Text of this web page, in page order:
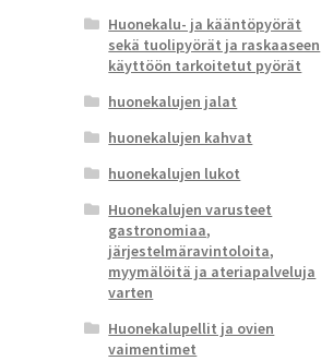
Huonekalu- ja kääntöpyörät
sekä tuolipyörät ja raskaaseen
käyttöön tarkoitetut pyörät
huonekalujen jalat
huonekalujen kahvat
huonekalujen lukot
Huonekalujen varusteet
gastronomiaa,
järjestelmäravintoloita,
myymälöitä ja ateriapalveluja
varten
Huonekalupellit ja ovien
vaimentimet